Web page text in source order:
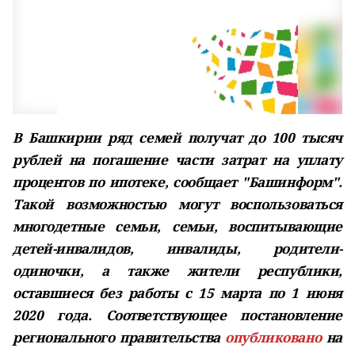
В Башкирии ряд семей получат до 100 тысяч
рублей на погашение части затрат на уплату
процентов по ипотеке, сообщает "Башинформ".
Такой возможностью могут воспользоваться
многодетные семьи, семьи, воспитывающие
детей-инвалидов, инвалиды, родители-
одиночки, а также жители республики,
оставшиеся без работы с 15 марта по 1 июня
2020 года. Соответствующее постановление
регионального правительства опубликованона